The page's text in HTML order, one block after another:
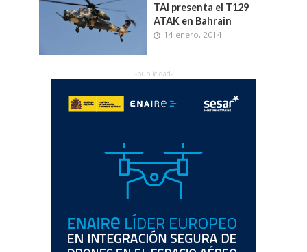
TAI presenta el T129
ATAK en Bahrain
14 enero, 2014